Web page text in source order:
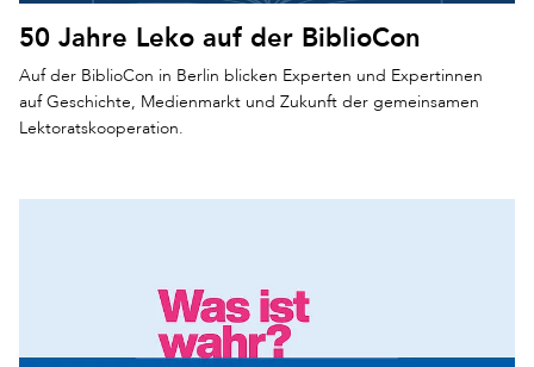
50 Jahre Leko auf der BiblioCon
Auf der BiblioCon in Berlin blicken Experten und Expertinnen
auf Geschichte, Medienmarkt und Zukunft der gemeinsamen
Lektoratskooperation.